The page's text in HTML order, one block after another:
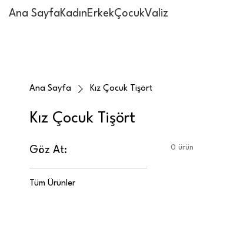
Ana SayfaKadınErkekÇocukValiz
Ana Sayfa Kız Çocuk Tişört
Kız Çocuk Tişört
Göz At:
Tüm Ürünler
0 ürün